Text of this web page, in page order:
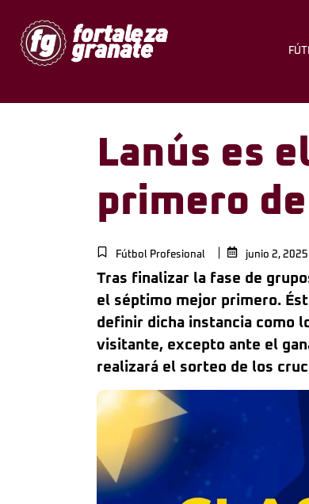
Lanús es
primero
Fútbol Profesional junio 2, 2025
Tras finalizar la fase de
el séptimo mejor primero.
definir dicha instancia como
visitante, excepto ante el
realizará el sorteo de los